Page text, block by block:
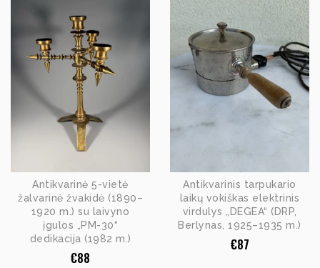
Antikvarinė 5-vietė
žalvarinė žvakidė (1890–
1920 m.) su laivyno
įgulos „PM-30“
dedikacija (1982 m.)
€88
Antikvarinis tarpukario
laikų vokiškas elektrinis
virdulys „DEGEA“ (DRP,
Berlynas, 1925–1935 m.)
€87